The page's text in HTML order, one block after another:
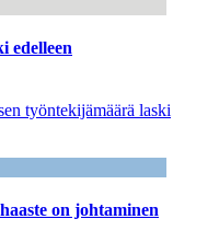
edelleen
työntekijämäärä laski
on johtaminen